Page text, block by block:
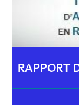
RAPPORT